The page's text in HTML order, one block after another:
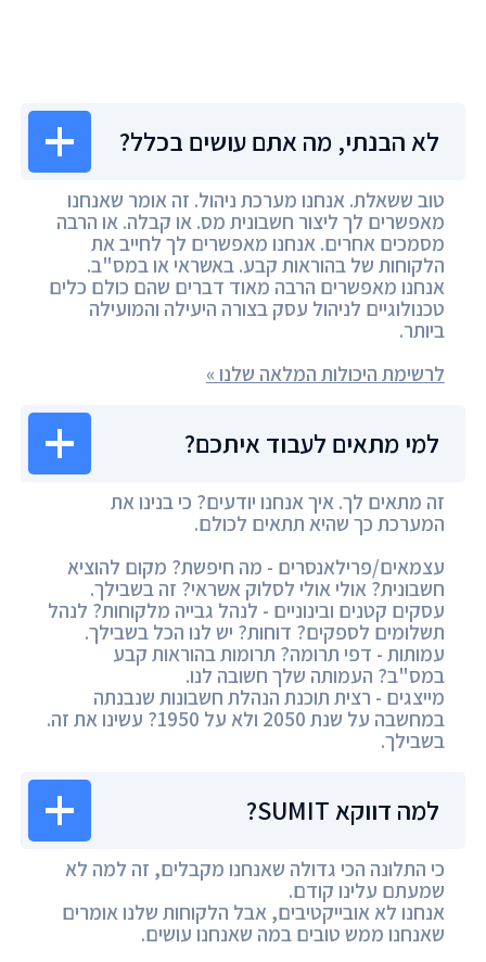
לא הבנתי, מה אתם עושים בכלל?
טוב ששאלת. אנחנו מערכת ניהול. זה אומר שאנחנו
מאפשרים לך ליצור חשבונית מס. או קבלה. או הרבה
מסמכים אחרים. אנחנו מאפשרים לך לחייב את
הלקוחות של בהוראות קבע. באשראי או במס"ב.
אנחנו מאפשרים הרבה מאוד דברים שהם כולם כלים
טכנולוגיים לניהול עסק בצורה היעילה והמועילה
ביותר.
לרשימת היכולות המלאה שלנו »
למי מתאים לעבוד איתכם?
זה מתאים לך. איך אנחנו יודעים? כי בנינו את
המערכת כך שהיא תתאים לכולם.
עצמאים/פרילאנסרים - מה חיפשת? מקום להוציא
חשבונית? אולי אולי לסלוק אשראי? זה בשבילך.
עסקים קטנים ובינוניים - לנהל גבייה מלקוחות? לנהל
תשלומים לספקים? דוחות? יש לנו הכל בשבילך.
עמותות - דפי תרומה? תרומות בהוראות קבע
במס"ב? העמותה שלך חשובה לנו.
מייצגים - רצית תוכנת הנהלת חשבונות שנבנתה
במחשבה על שנת 2050 ולא על 1950? עשינו את זה.
בשבילך.
למה דווקא SUMIT?
כי התלונה הכי גדולה שאנחנו מקבלים, זה למה לא
שמעתם עלינו קודם.
אנחנו לא אובייקטיבים, אבל הלקוחות שלנו אומרים
שאנחנו ממש טובים במה שאנחנו עושים.